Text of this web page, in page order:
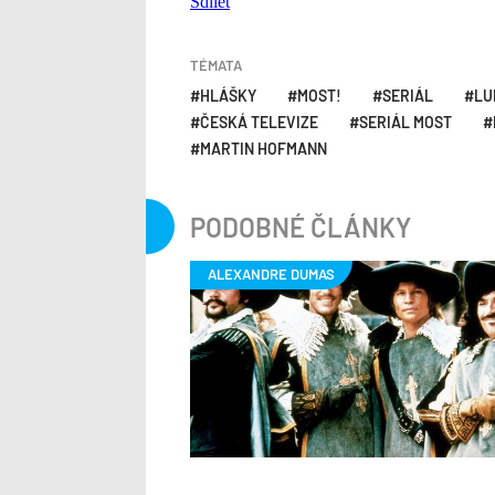
TÉMATA
HLÁŠKY MOST! SERIÁL
ČESKÁ TELEVIZE
SERIÁL MOST
MARTIN HOFMANN
PODOBNÉ ČLÁNKY